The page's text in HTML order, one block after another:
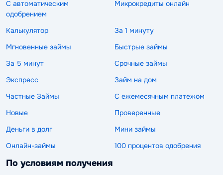
С автоматическим
одобрением
Микрокредиты онлайн
Калькулятор
За 1 минуту
Мгновенные займы
Быстрые займы
За 5 минут
Срочные займы
Экспресс
Займ на дом
Частные Займы
С ежемесячным платежом
Новые
Проверенные
Деньги в долг
Мини займы
Онлайн-займы
100 процентов одобрения
По условиям получения